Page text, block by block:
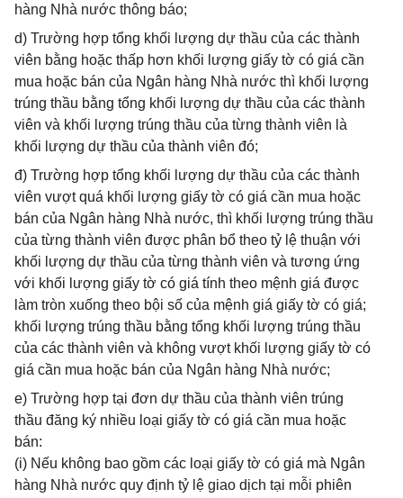
hàng Nhà nước thông báo;
d) Trường hợp tổng khối lượng dự thầu của các thành
viên bằng hoặc thấp hơn khối lượng giấy tờ có giá cần
mua hoặc bán của Ngân hàng Nhà nước thì khối lượng
trúng thầu bằng tổng khối lượng dự thầu của các thành
viên và khối lượng trúng thầu của từng thành viên là
khối lượng dự thầu của thành viên đó;
đ) Trường hợp tổng khối lượng dự thầu của các thành
viên vượt quá khối lượng giấy tờ có giá cần mua hoặc
bán của Ngân hàng Nhà nước, thì khối lượng trúng thầu
của từng thành viên được phân bổ theo tỷ lệ thuận với
khối lượng dự thầu của từng thành viên và tương ứng
với khối lượng giấy tờ có giá tính theo mệnh giá được
làm tròn xuống theo bội số của mệnh giá giấy tờ có giá;
khối lượng trúng thầu bằng tổng khối lượng trúng thầu
của các thành viên và không vượt khối lượng giấy tờ có
giá cần mua hoặc bán của Ngân hàng Nhà nước;
e) Trường hợp tại đơn dự thầu của thành viên trúng
thầu đăng ký nhiều loại giấy tờ có giá cần mua hoặc
bán:
(i) Nếu không bao gồm các loại giấy tờ có giá mà Ngân
hàng Nhà nước quy định tỷ lệ giao dịch tại mỗi phiên